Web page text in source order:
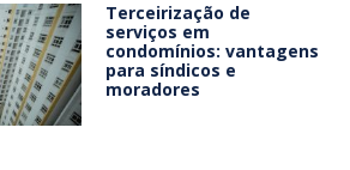
Terceirização de
serviços em
condomínios: vantagens
para síndicos e
moradores